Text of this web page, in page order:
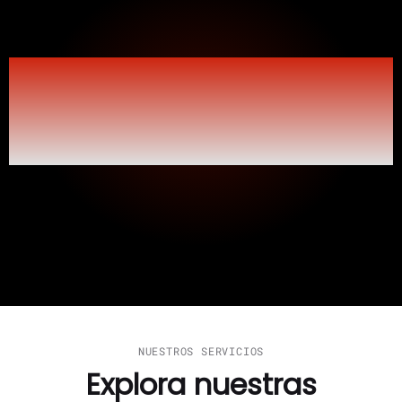
Simplifique su flujo de
trabajo,
amplifica tu éxito
NUESTROS SERVICIOS
Explora nuestras